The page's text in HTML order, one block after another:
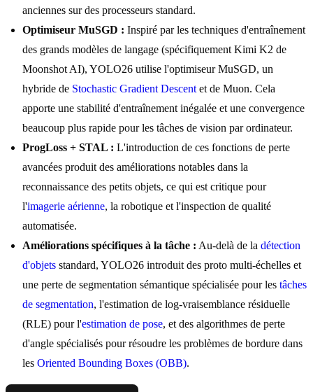
anciennes sur des processeurs standard.
Optimiseur MuSGD : Inspiré par les techniques d'entraînement
des grands modèles de langage (spécifiquement Kimi K2 de
Moonshot AI), YOLO26 utilise l'optimiseur MuSGD, un
hybride de Stochastic Gradient Descent et de Muon. Cela
apporte une stabilité d'entraînement inégalée et une convergence
beaucoup plus rapide pour les tâches de vision par ordinateur.
ProgLoss + STAL : L'introduction de ces fonctions de perte
avancées produit des améliorations notables dans la
reconnaissance des petits objets, ce qui est critique pour
l'imagerie aérienne, la robotique et l'inspection de qualité
automatisée.
Améliorations spécifiques à la tâche : Au-delà de la détection
d'objets standard, YOLO26 introduit des proto multi-échelles et
une perte de segmentation sémantique spécialisée pour les tâches
de segmentation, l'estimation de log-vraisemblance résiduelle
(RLE) pour l'estimation de pose, et des algorithmes de perte
d'angle spécialisés pour résoudre les problèmes de bordure dans
les Oriented Bounding Boxes (OBB).